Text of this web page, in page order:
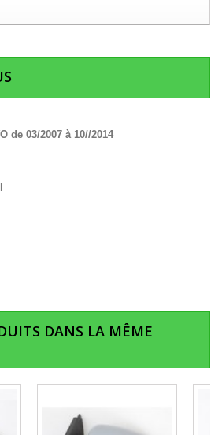
de 03/2007 à 10//2014
DANS LA MÊME